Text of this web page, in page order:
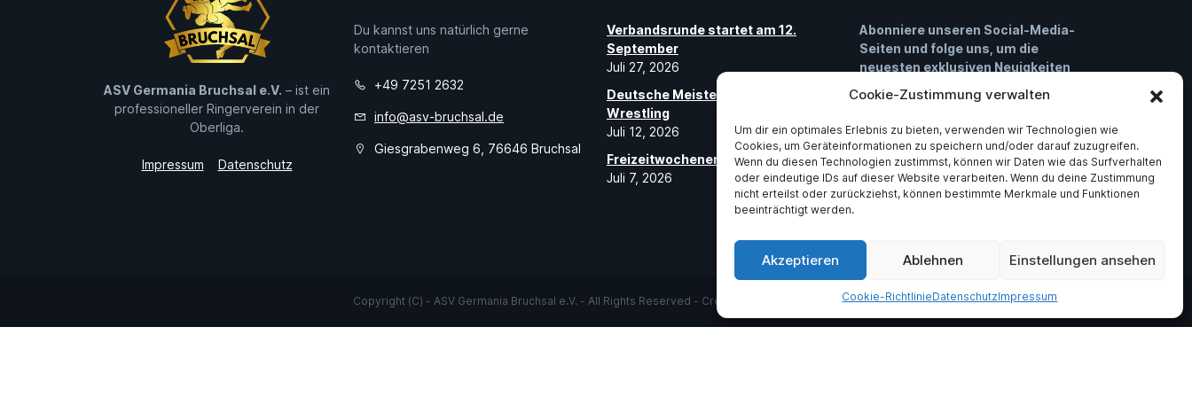
Cookie-Zustimmung verwalten
Um dir ein optimales Erlebnis zu bieten, verwenden wir Technologien wie
Cookies, um Geräteinformationen zu speichern und/oder darauf zuzugreifen.
Wenn du diesen Technologien zustimmst, können wir Daten wie das Surfverhalten
oder eindeutige IDs auf dieser Website verarbeiten. Wenn du deine Zustimmung
nicht erteilst oder zurückziehst, können bestimmte Merkmale und Funktionen
beeinträchtigt werden.
Akzeptieren Ablehnen Einstellungen ansehen
Cookie-RichtlinieDatenschutzImpressum
ASV Germania Bruchsal e.V. – ist ein
professioneller Ringerverein in der
Oberliga.
Impressum Datenschutz
Du kannst uns natürlich gerne
kontaktieren
+49 7251 2632
info@asv-bruchsal.de
Giesgrabenweg 6, 76646 Bruchsal
Verbandsrunde startet am 12.
September
Juli 27, 2026
Deutsche Meisterin im Beach
Wrestling
Juli 12, 2026
Freizeitwochenende der Schüler
Juli 7, 2026
Abonniere unseren Social-Media-
Seiten und folge uns, um die
neuesten exklusiven Neuigkeiten
erhalten.
Facebook
Instagram
Copyright (C) - ASV Germania Bruchsal e.V. - All Rights Reserved - Created by